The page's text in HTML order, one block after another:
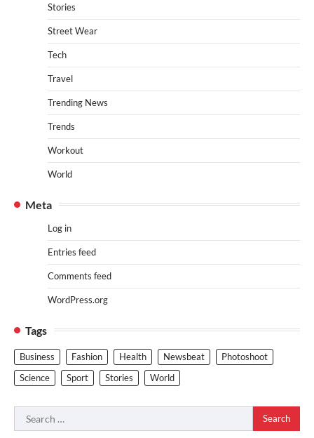
Stories
Street Wear
Tech
Travel
Trending News
Trends
Workout
World
Meta
Log in
Entries feed
Comments feed
WordPress.org
Tags
Business Fashion Health Newsbeat
Photoshoot
Science
Sport Stories World
Search
for: